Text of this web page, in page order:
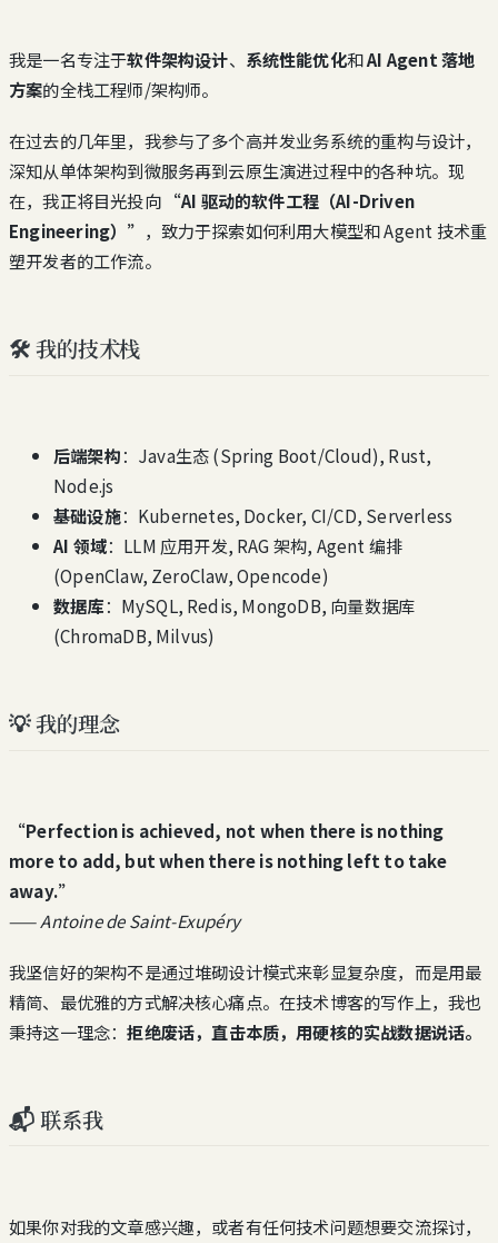
我是一名专注于软件架构设计、 系统性能优化和AI Agent 落地
方案的全栈工程师/架构师。
在过去的几年里，我参与了多个高并发业务系统的重构与设计，
深知从单体架构到微服务再到云原生演进过程中的各种坑。现
在，我正将目光投向 “AI 驱动的软件工程（AI-Driven
Engineering）” ，致力于探索如何利用大模型和 Agent 技术重
塑开发者的工作流。
🛠️ 我的技术栈
后端架构：Java生态 (Spring Boot/Cloud), Rust,
Node.js
基础设施：Kubernetes, Docker, CI/CD, Serverless
AI 领域：LLM 应用开发, RAG 架构, Agent 编排
(OpenClaw, ZeroClaw, Opencode)
数据库：MySQL, Redis, MongoDB, 向量数据库
(ChromaDB, Milvus)
💡 我的理念
“Perfection is achieved, not when there is nothing
more to add, but when there is nothing left to take
away.”
——Antoine de Saint-Exupéry
我坚信好的架构不是通过堆砌设计模式来彰显复杂度，而是用最
精简、最优雅的方式解决核心痛点。在技术博客的写作上，我也
秉持这一理念：拒绝废话，直击本质，用硬核的实战数据说话。
📬 联系我
如果你对我的文章感兴趣，或者有任何技术问题想要交流探讨，